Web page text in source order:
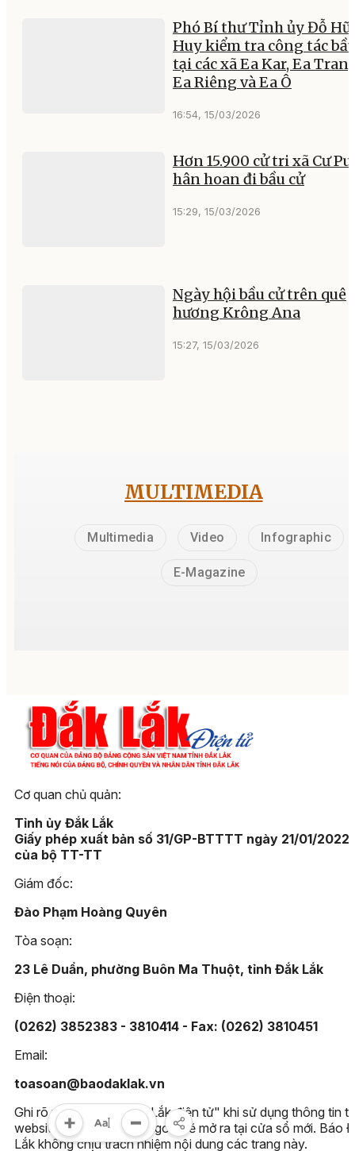
Phó Bí thư Tỉnh ủy Đỗ
Huy kiểm tra công tác
tại các xã Ea Kar, Ea
Ea Riêng và Ea Ô
16:54, 15/03/2026
Hơn 15.900 cử tri xã Cư
hân hoan đi bầu cử
15:29, 15/03/2026
Ngày hội bầu cử trên quê
hương Krông Ana
15:27, 15/03/2026
MULTIMEDIA
Multimedia Video Infographic
E-Magazine
Cơ quan chủ quản:
Tỉnh ủy Đắk Lắk
Giấy phép xuất bản số 31/GP-BTTTT ngày 21/01/2022
của bộ TT-TT
Giám đốc:
Đào Phạm Hoàng Quyên
Tòa soạn:
23 Lê Duẩn, phường Buôn Ma Thuột, tỉnh Đắk Lắk
Điện thoại:
(0262) 3852383 - 3810414 - Fax: (0262) 3810451
Email:
toasoan@baodaklak.vn
Ghi rõ nguồn "Báo Đắk Lắk điện tử" khi sử dụng thông tin
website này. Các trang ngoài sẽ mở ra tại cửa sổ mới. Báo
Lắk không chịu trách nhiệm nội dung các trang này.